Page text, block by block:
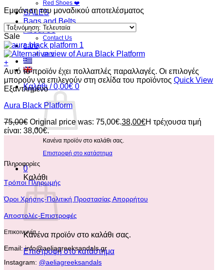
Red Shoes ❤️
SALES
Bags and Belts
About Us
Contact Us
care
care
Καλάθι /0,00€ 0
Κανένα προϊόν στο καλάθι σας.
Επιστροφή στο κατάστημα
0
Καλάθι
Κανένα προϊόν στο καλάθι σας.
Επιστροφή στο κατάστημα
Εμφάνιση του μοναδικού αποτελέσματος
Sale
+
Αυτό το προϊόν έχει πολλαπλές παραλλαγές. Οι επιλογές
μπορούν να επιλεγούν στη σελίδα του προϊόντος Quick View
Εξαντλημένο
Aura Black Platform
75,00€ Original price was: 75,00€.38,00€Η τρέχουσα τιμή
είναι: 38,00€.
Πληροφορίες
Τρόποι Πληρωμής
Όροι Χρήσης-Πολιτική Προστασίας Απορρήτου
Αποστολές-Επιστροφές
Επικοινωνία
Email: info@aeliagreeksandals.gr
Instagram: @aeliagreeksandals